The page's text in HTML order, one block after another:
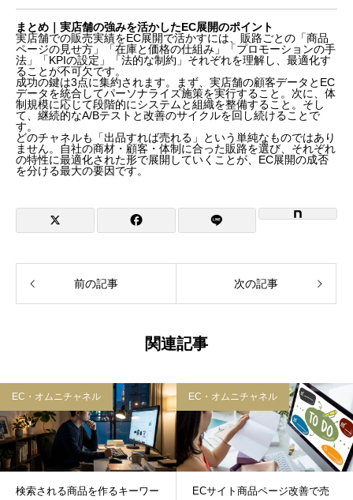
まとめ｜実店舗の強みを活かしたEC展開のポイント
実店舗での販売実績をEC展開で活かすには、販路ごとの「商品
ページの見せ方」「在庫と価格の仕組み」「プロモーションの手
法」「KPIの設定」「法的な制約」それぞれを理解し、最適化す
ることが不可欠です。
成功の鍵は3点に集約されます。まず、実店舗の顧客データとEC
データを統合してパーソナライズ施策を実行すること。次に、体
制規模に応じて段階的にシステムと組織を整備すること。そし
て、継続的なA/Bテストと改善のサイクルを回し続けることで
す。
どのチャネルも「出品すれば売れる」という単純なものではあり
ません。自社の商材・顧客・体制に合った販路を選び、それぞれ
の特性に最適化された形で展開していくことが、EC展開の成否
を分ける最大の要因です。
前の記事 次の記事
関連記事
EC・オムニチャネル
検索される商品を作るキーワー
EC・オムニチャネル
ECサイト商品ページ改善で売